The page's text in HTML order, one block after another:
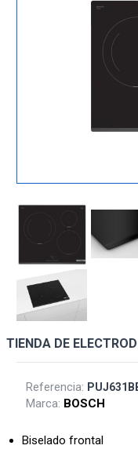
TIENDA DE
Referencia:
Marca: BOSCH
Biselado frontal